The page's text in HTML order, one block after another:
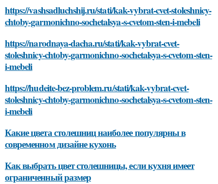
https://vashsadluchshij.ru/stati/kak-vybrat-cvet-stoleshnicy-
chtoby-garmonichno-sochetalsya-s-cvetom-sten-i-mebeli
https://narodnaya-dacha.ru/stati/kak-vybrat-cvet-
stoleshnicy-chtoby-garmonichno-sochetalsya-s-cvetom-sten-
i-mebeli
https://hudeite-bez-problem.ru/stati/kak-vybrat-cvet-
stoleshnicy-chtoby-garmonichno-sochetalsya-s-cvetom-sten-
i-mebeli
Какие цвета столешниц наиболее популярны в
современном дизайне кухонь
Как выбрать цвет столешницы, если кухня имеет
ограниченный размер